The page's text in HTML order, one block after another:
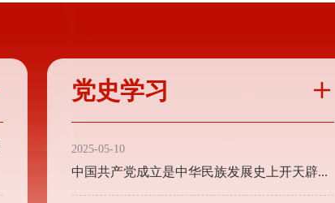
党史学习 
2025-05-10